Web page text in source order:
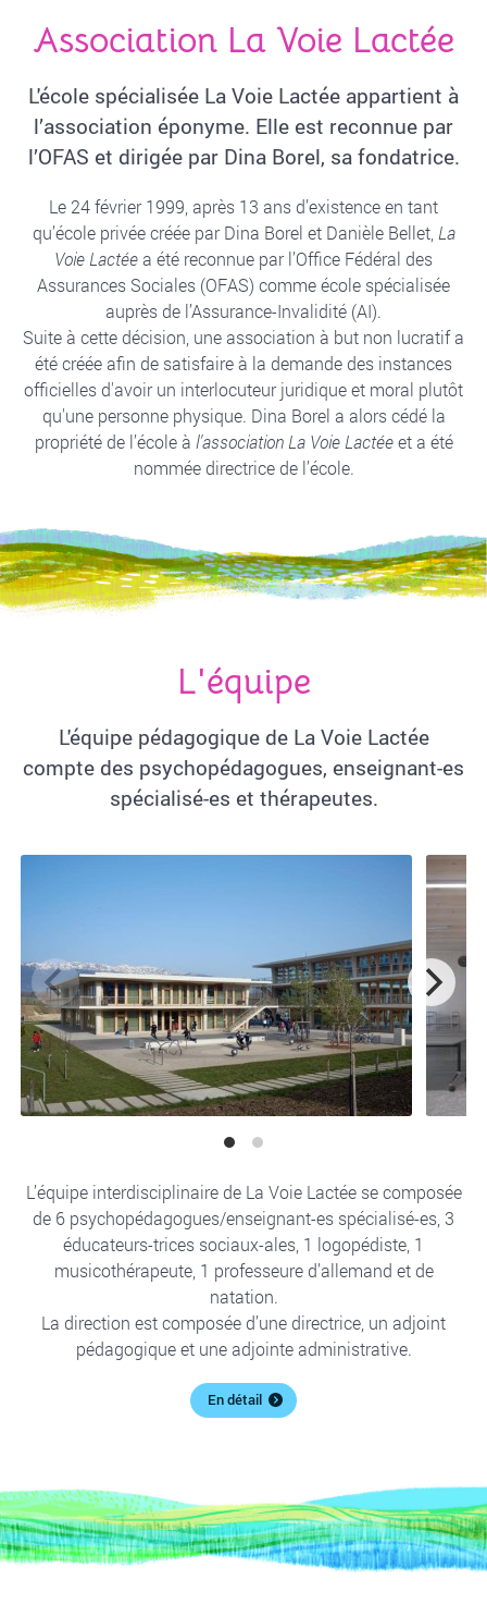
Association La Voie Lactée
L'école spécialisée La Voie Lactée appartient à
l’association éponyme. Elle est reconnue par
l’OFAS et dirigée par Dina Borel, sa fondatrice.
Le 24 février 1999, après 13 ans d’existence en tant
qu’école privée créée par Dina Borel et Danièle Bellet, La
Voie Lactéea été reconnue par l’Office Fédéral des
Assurances Sociales (OFAS) comme école spécialisée
auprès de l’Assurance-Invalidité (AI).
Suite à cette décision, une association à but non lucratif a
été créée afin de satisfaire à la demande des instances
officielles d'avoir un interlocuteur juridique et moral plutôt
qu'une personne physique. Dina Borel a alors cédé la
propriété de l’école à l’association La Voie Lactéeet a été
nommée directrice de l’école.
L'équipe
L'équipe pédagogique de La Voie Lactée
compte des psychopédagogues, enseignant-es
spécialisé-es et thérapeutes.
L’équipe interdisciplinaire de La Voie Lactée se composée
de 6 psychopédagogues/enseignant-es spécialisé-es, 3
éducateurs-trices sociaux-ales, 1 logopédiste, 1
musicothérapeute, 1 professeure d’allemand et de
natation.
La direction est composée d’une directrice, un adjoint
pédagogique et une adjointe administrative.
En détail